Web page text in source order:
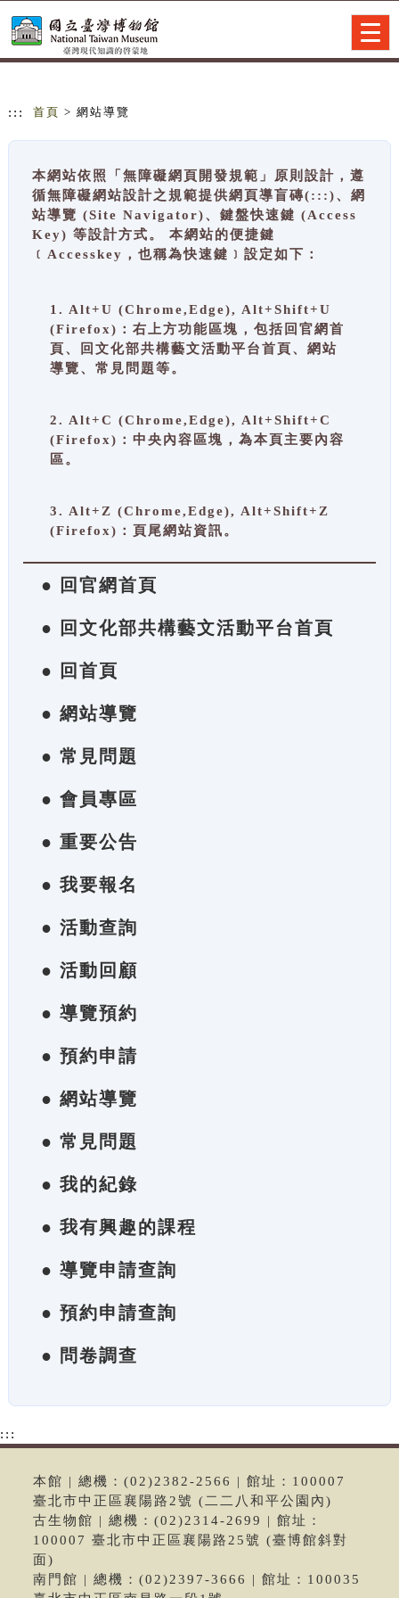
::: 首頁 > 網站導覽
本網站依照「無障礙網頁開發規範」原則設計，遵
循無障礙網站設計之規範提供網頁導盲磚(:::)、網
站導覽 (Site Navigator)、鍵盤快速鍵 (Access
Key) 等設計方式。 本網站的便捷鍵
﹝Accesskey，也稱為快速鍵﹞設定如下：
1. Alt+U (Chrome,Edge), Alt+Shift+U
(Firefox)：右上方功能區塊，包括回官網首
頁、回文化部共構藝文活動平台首頁、網站
導覽、常見問題等。
2. Alt+C (Chrome,Edge), Alt+Shift+C
(Firefox)：中央內容區塊，為本頁主要內容
區。
3. Alt+Z (Chrome,Edge), Alt+Shift+Z
(Firefox)：頁尾網站資訊。
● 回官網首頁
● 回文化部共構藝文活動平台首頁
● 回首頁
● 網站導覽
● 常見問題
● 會員專區
● 重要公告
● 我要報名
● 活動查詢
● 活動回顧
● 導覽預約
● 預約申請
● 網站導覽
● 常見問題
● 我的紀錄
● 我有興趣的課程
● 導覽申請查詢
● 預約申請查詢
● 問卷調查
:::
本館 | 總機：(02)2382-2566 | 館址：100007
臺北市中正區襄陽路2號 (二二八和平公園內)
古生物館 | 總機：(02)2314-2699 | 館址：
100007 臺北市中正區襄陽路25號 (臺博館斜對
面)
南門館 | 總機：(02)2397-3666 | 館址：100035